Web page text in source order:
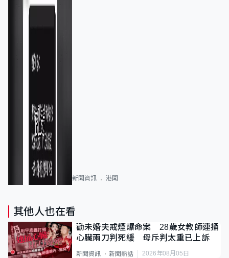
新聞資訊 港聞
其他人也在看
勸未婚夫戒煙爆命案 28歲女教師連捅
心臟兩刀判死緩 母斥判太重已上訴
新聞資訊 新聞熱話 2026年08月05日